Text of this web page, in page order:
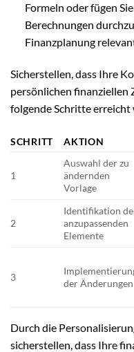
Formeln oder fügen
Berechnungen
Finanzplanung
Sicherstellen, dass Ihre
persönlichen finanziellen
folgende Schritte erreicht
SCHRITT AKTION
1
Auswahl der zu
ändernden
Vorlage
2
Identifikation
anzupassenden
Elemente
3
der Änderungen
Durch die
sicherstellen, dass Ihre